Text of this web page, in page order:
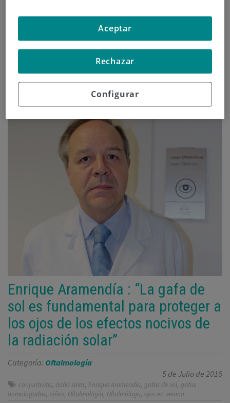
Enrique Aramendía : “La gafa de
sol es fundamental para proteger a
los ojos de los efectos nocivos de
la radiación solar”
Categoría: Oftalmología
5 de Julio de 2016
conjuntivitis, daño solar, Enrique Aramendía, gafas de sol, gafas
homologadas, niños, Oftalmología, Oftalmólogo, ojos en verano
Configurar
Rechazar
Aceptar